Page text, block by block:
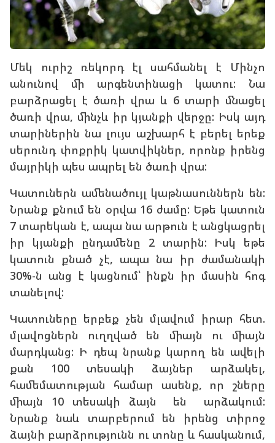
Մեկ ուրիշ ռեկորդ էլ սահմանել է Մինչո
անունով մի արգենտինացի կատու: Նա
բարձրացել է ծառի վրա և 6 տարի մնացել
ծառի վրա, մինչև իր կյանքի վերջը: Իսկ այդ
տարիներին նա լույս աշխարհ է բերել երեք
սերունդ փոքրիկ կատվիկներ, որոնք իրենց
մայրիկի պես ապրել են ծառի վրա:
Կատուներն ամենածույլ կաթնասուններն են:
Նրանք քնում են օրվա 16 ժամը: Եթե կատուն
7 տարեկան է, ապա նա արթուն է անցկացրել
իր կյանքի ընդամենը 2 տարին: Իսկ եթե
կատուն քնած չէ, ապա նա իր ժամանակի
30%-ն անց է կացնում՝ ինքն իր մասին հոգ
տանելով:
Կատուները երբեք չեն մլավում իրար հետ.
մլավոցներն ուղղված են միայն ու միայն
մարդկանց: Ի դեպ նրանք կարող են ավելի
քան 100 տեսակի ձայներ արձակել,
համեմատության համար ասենք, որ շները
միայն 10 տեսակի ձայն են արձակում:
Նրանք նաև տարբերում են իրենց տիրոջ
ձայնի բարձրությունն ու տոնը և հասկանում,